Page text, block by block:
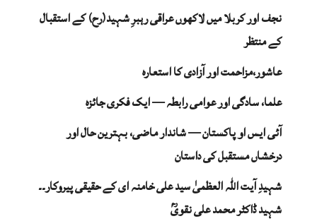
نجف اور کربلا میں لاکھوں عراقی رہبرِ شہید(رح) کے استقبال
کے منتظر
عاشور،مزاحمت اور آزادی کا استعارہ
علما، سادگی اور عوامی رابطہ — ایک فکری جائزہ
آئی ایس او پاکستان — شاندار ماضی، بہترین حال اور
درخشاں مستقبل کی داستان
شہیدِ آیت اللہ العظمیٰ سید علی خامنہ ای کے حقیقی پیروکار۔۔
شہید ڈاکٹر محمد علی نقویؒ